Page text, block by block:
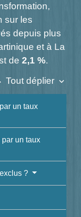
sur les
depuis plus
et à La
de 2,1 %.
Tout déplier keyboard_arrow_down
un taux
un taux
?